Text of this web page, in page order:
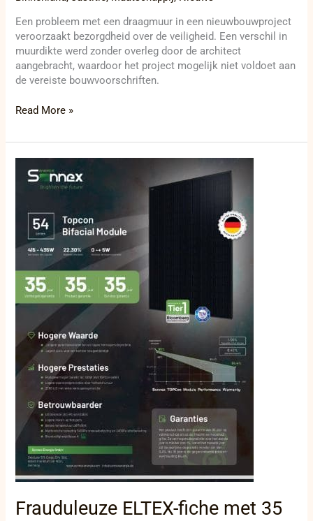
Een probleem met een draagmuur in een nieuwbouwproject
veroorzaakt bezorgdheid over de veiligheid. Een verschil in
muurdikte werd zonder overleg door de architect
aangebracht, waardoor het project mogelijk niet voldoet aan
de vereiste bouwvoorschriften.
Read More »
Frauduleuze ELTEX-fiche met 35
ELTEX-
jaar
garantie
veroorzaakt
onrust
technische
sector